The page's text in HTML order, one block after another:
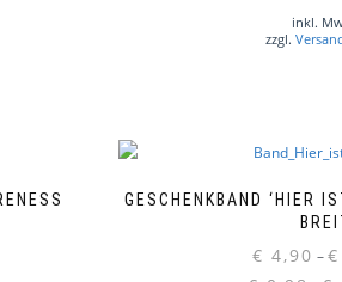
inkl.
zzgl.
GESCHENKBAND ‘HIER
€ 4,90 –€